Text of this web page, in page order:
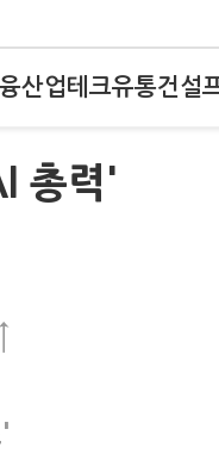
산업테크유통건설
총력'